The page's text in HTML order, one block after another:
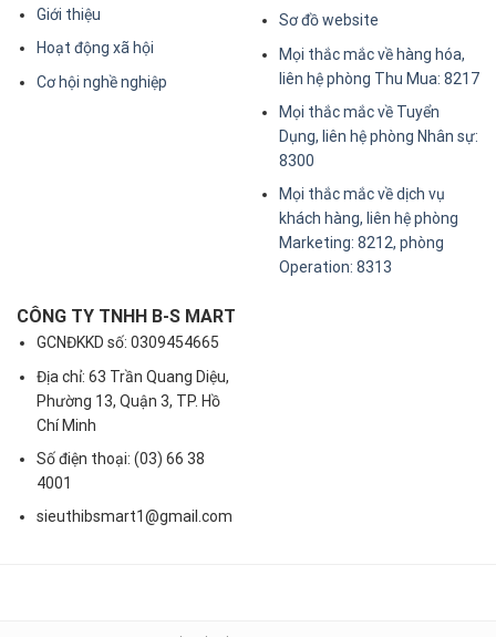
Giới thiệu
Hoạt động xã hội
Cơ hội nghề nghiệp
Sơ đồ website
Mọi thắc mắc về hàng hóa,
liên hệ phòng Thu Mua: 8217
Mọi thắc mắc về Tuyển
Dụng, liên hệ phòng Nhân sự:
8300
Mọi thắc mắc về dịch vụ
khách hàng, liên hệ phòng
Marketing: 8212, phòng
Operation: 8313
CÔNG TY TNHH B-S MART
GCNĐKKD số: 0309454665
Địa chỉ: 63 Trần Quang Diệu,
Phường 13, Quận 3, TP. Hồ
Chí Minh
Số điện thoại: (03) 66 38
4001
sieuthibsmart1@gmail.com